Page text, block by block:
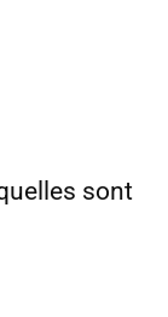
sont